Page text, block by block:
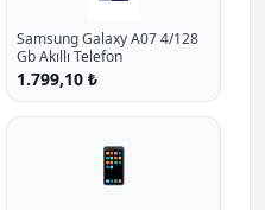
Samsung Galaxy A07 4/128
Gb Akıllı Telefon
1.799,10 ₺
📱